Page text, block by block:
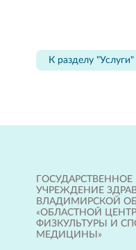
К разделу "Услуги"
УЧРЕЖДЕНИЕ
ВЛАДИМИРСКОЙ
«ОБЛАСТНОЙ
ФИЗКУЛЬТУРЫ И
МЕДИЦИНЫ»